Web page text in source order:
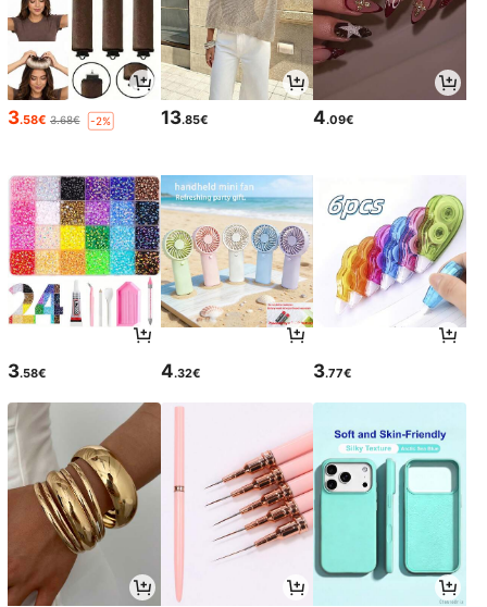
3.58€ 3.68€ -2% 13.85€ 4.09€
3.58€ 4.32€ 3.77€